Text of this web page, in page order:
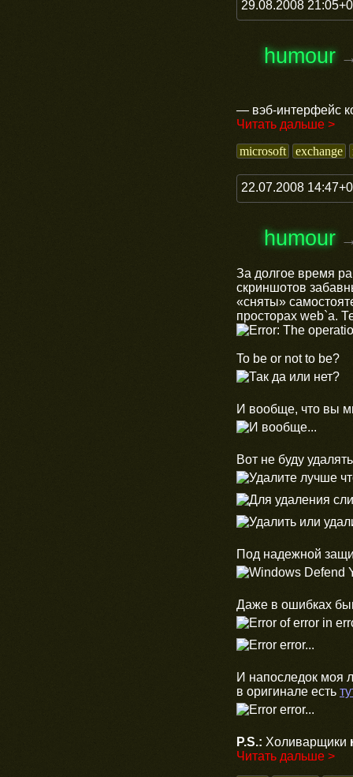
29.08.2008
humour
— вэб-интерфейс
Читать дальше >
microsoft
exchange
22.07.2008
humour
За долгое время
скриншотов
«сняты»
просторах web`a.
To be or not to be?
И вообще, что вы
Вот не буду
Под надежной
Даже в ошибках
И напоследок моя
в оригинале есть
P.S.: Холиварщики
Читать дальше >